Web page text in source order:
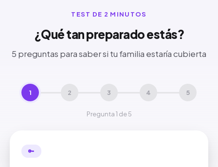
TEST DE 2 MINUTOS
¿Qué tan preparado estás?
5 preguntas para saber si tu familia estaría cubierta
1 2 3 4 5
Pregunta 1 de 5
🔑